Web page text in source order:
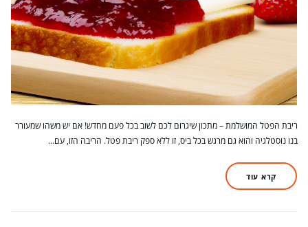
ריבת הפטל המושלמת – מתכון שיגרום לכם לשוב בכל פעם מחדש! אם יש משהו שמעורר
בנו נוסטלגיה והוא גם מרגש בכל ביס, זו ללא ספק ריבת פטל. הריבה הזו, עם…
קרא עוד